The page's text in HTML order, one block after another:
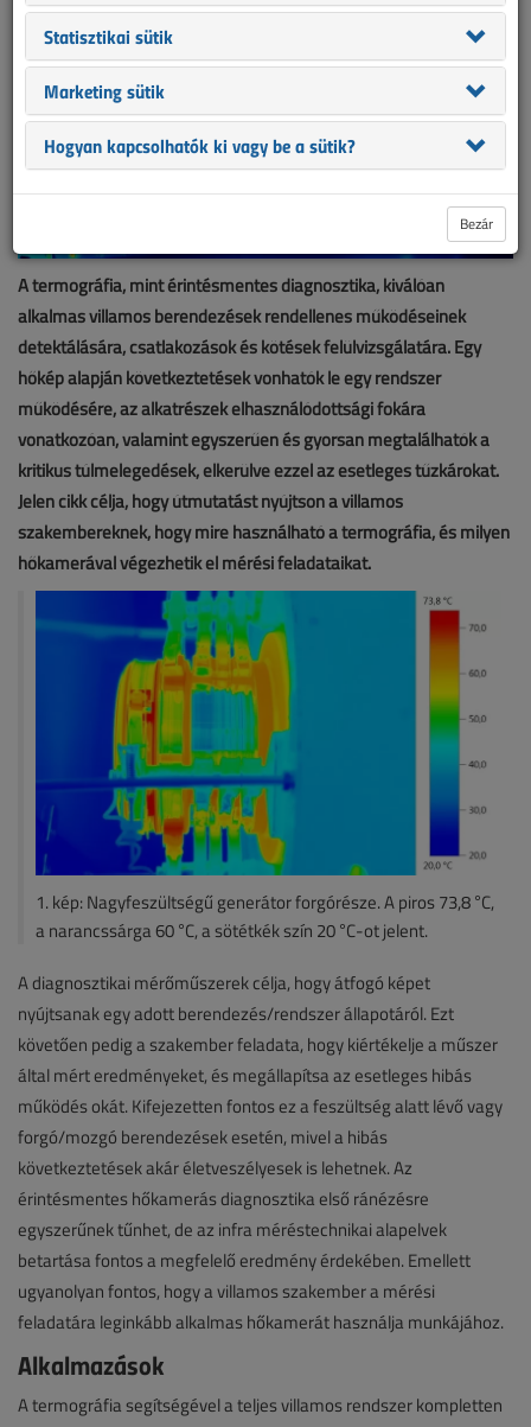
A termográfia, mint érintésmentes diagnosztika, kiválóan
alkalmas villamos berendezések rendellenes működéseinek
detektálására, csatlakozások és kötések felülvizsgálatára. Egy
hőkép alapján következtetések vonhatók le egy rendszer
működésére, az alkatrészek elhasználódottsági fokára
vonatkozóan, valamint egyszerűen és gyorsan megtalálhatók a
kritikus túlmelegedések, elkerülve ezzel az esetleges tűzkárokat.
Jelen cikk célja, hogy útmutatást nyújtson a villamos
szakembereknek, hogy mire használható a termográfia, és milyen
hőkamerával végezhetik el mérési feladataikat.
1. kép: Nagyfeszültségű generátor forgórésze. A piros 73,8 °C,
a narancssárga 60 °C, a sötétkék szín 20 °C-ot jelent.
A diagnosztikai mérőműszerek célja, hogy átfogó képet
nyújtsanak egy adott berendezés/rendszer állapotáról. Ezt
követően pedig a szakember feladata, hogy kiértékelje a műszer
által mért eredményeket, és megállapítsa az esetleges hibás
működés okát. Kifejezetten fontos ez a feszültség alatt lévő vagy
forgó/mozgó berendezések esetén, mivel a hibás
következtetések akár életveszélyesek is lehetnek. Az
érintésmentes hőkamerás diagnosztika első ránézésre
egyszerűnek tűnhet, de az infra méréstechnikai alapelvek
betartása fontos a megfelelő eredmény érdekében. Emellett
ugyanolyan fontos, hogy a villamos szakember a mérési
feladatára leginkább alkalmas hőkamerát használja munkájához.
Alkalmazások
A termográfia segítségével a teljes villamos rendszer kompletten
Statisztikai sütik
Marketing sütik
Hogyan kapcsolhatók ki vagy be a sütik?
Bezár